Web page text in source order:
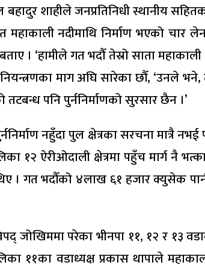
शाहीले जनप्रतिनिधी स्थानीय
नदीमाथि निर्माण भएको चार
। ‘हामीले गत भदौँ तेस्रो साता
माग अघि सारेका छौँ, ‘उनले
पनि पुर्ननिर्माणको सुरसार छैन ।’
नहुँदा पुल क्षेत्रका सरचना मात्रै
ऐरीओदाली क्षेत्रमा पहुँच मार्ग नै
। गत भदौँको ४लाख ६१ हजार क्युसेक
जोखिममा परेका भीनपा ११, १२ र १३
११का वडाध्यक्ष प्रकास थापाले